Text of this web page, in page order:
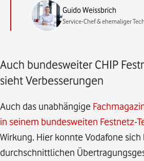
Guido Weissbrich
Service-Chef & ehemaliger
Auch bundesweiter CHIP
sieht Verbesserungen
Auch das unabhängige
in seinem bundesweiten Festnetz-
Wirkung. Hier konnte Vodafone sich
durchschnittlichen